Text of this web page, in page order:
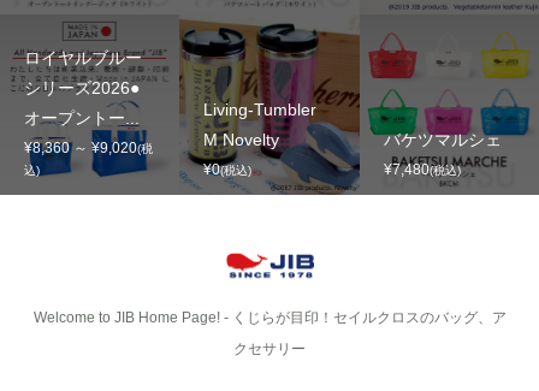
ロイヤルブルー
シリーズ2026●
オープントー...
¥8,360 ～ ¥9,020(税
込)
Living-Tumbler
M Novelty
¥0(税込)
バケツマルシェ
¥7,480(税込)
Welcome to JIB Home Page! ‐ くじらが目印！セイルクロスのバッグ、ア
クセサリー